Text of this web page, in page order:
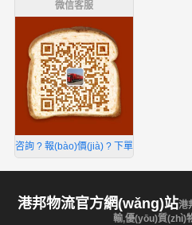
微信客服
咨詢 ? 報(bào)價(jià) ? 下單
港邦物流官方網(wǎng)站港
輸,優(yōu)質(zhì)